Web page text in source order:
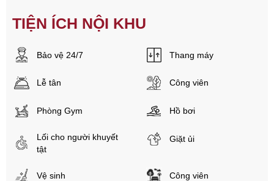
TIỆN ÍCH NỘI KHU
Bảo vệ 24/7 Thang máy
Lễ tân Công viên
Phòng Gym Hồ bơi
Lối cho người khuyết
tật
Giặt ủi
Vệ sinh Công viên